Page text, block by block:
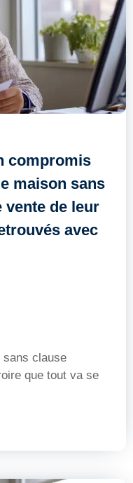
compromis
maison sans
vente de leur
avec
sans clause
que tout va se